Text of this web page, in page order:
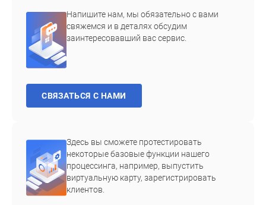
Напишите нам, мы обязательно с вами
свяжемся и в деталях обсудим
заинтересовавший вас сервис.
СВЯЗАТЬСЯ С НАМИ
Здесь вы сможете протестировать
некоторые базовые функции нашего
процессинга, например, выпустить
виртуальную карту, зарегистрировать
клиентов.